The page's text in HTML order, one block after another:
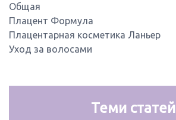
Общая
Плацент Формула
Плацентарная косметика Ланьер
Уход за волосами
Теми статей